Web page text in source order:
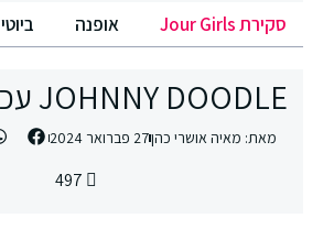
סקירת Jour Girls אופנה ביוטי
JOHNNY DOODLE עכשיו בישראל
מאת: מאיה אושרי כהן27 פברואר 2024